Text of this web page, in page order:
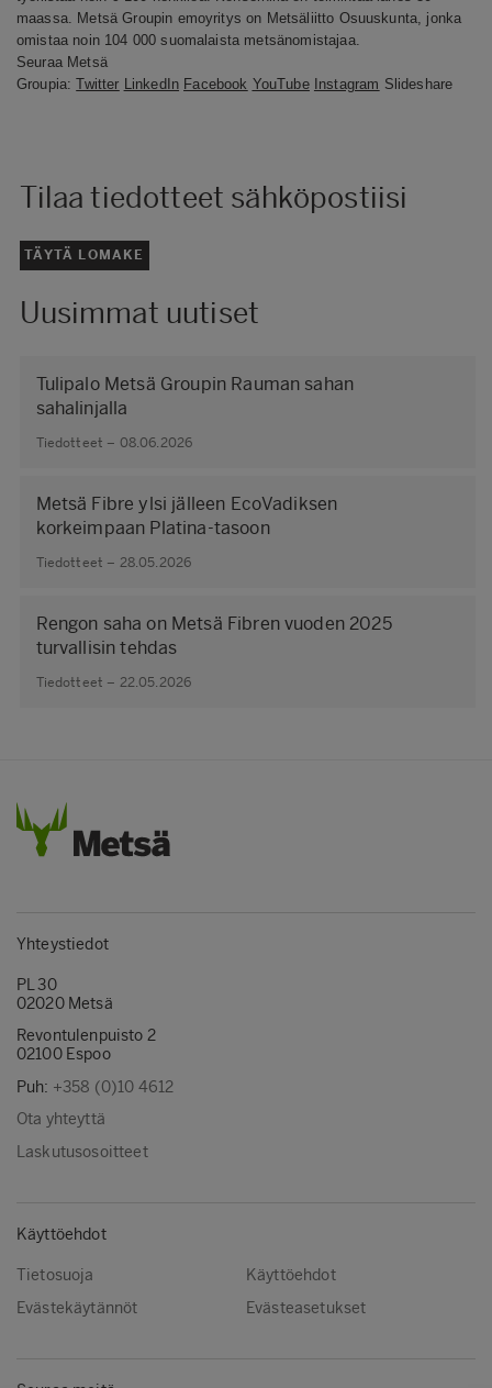
maassa. Metsä Groupin emoyritys on Metsäliitto Osuuskunta, jonka
omistaa noin 104 000 suomalaista metsänomistajaa.
Seuraa Metsä
Groupia:Twitter LinkedIn Facebook YouTube Instagram Slideshare
Tilaa tiedotteet sähköpostiisi
TÄYTÄ LOMAKE
Uusimmat uutiset
Tulipalo Metsä Groupin Rauman sahan
sahalinjalla
Tiedotteet – 08.06.2026
Metsä Fibre ylsi jälleen EcoVadiksen
korkeimpaan Platina-tasoon
Tiedotteet – 28.05.2026
Rengon saha on Metsä Fibren vuoden 2025
turvallisin tehdas
Tiedotteet – 22.05.2026
Yhteystiedot
PL 30
02020 Metsä
Revontulenpuisto 2
02100 Espoo
Puh: +358 (0)10 4612
Ota yhteyttä
Laskutusosoitteet
Käyttöehdot
Tietosuoja
Käyttöehdot
Evästekäytännöt
Evästeasetukset